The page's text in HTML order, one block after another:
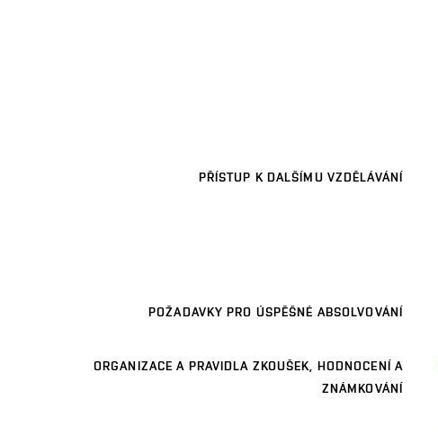
PŘÍSTUP K DALŠÍMU VZDĚLÁVÁNÍ
POŽADAVKY PRO ÚSPĚŠNÉ ABSOLVOVÁNÍ
ORGANIZACE A PRAVIDLA ZKOUŠEK, HODNOCENÍ A
ZNÁMKOVÁNÍ